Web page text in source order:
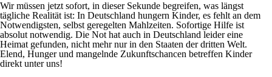
Wir müssen jetzt sofort, in dieser Sekunde begreifen, was längst
tägliche Realität ist: In Deutschland hungern Kinder, es fehlt an dem
Notwendigsten, selbst geregelten Mahlzeiten. Sofortige Hilfe ist
absolut notwendig. Die Not hat auch in Deutschland leider eine
Heimat gefunden, nicht mehr nur in den Staaten der dritten Welt.
Elend, Hunger und mangelnde Zukunftschancen betreffen Kinder
direkt unter uns!